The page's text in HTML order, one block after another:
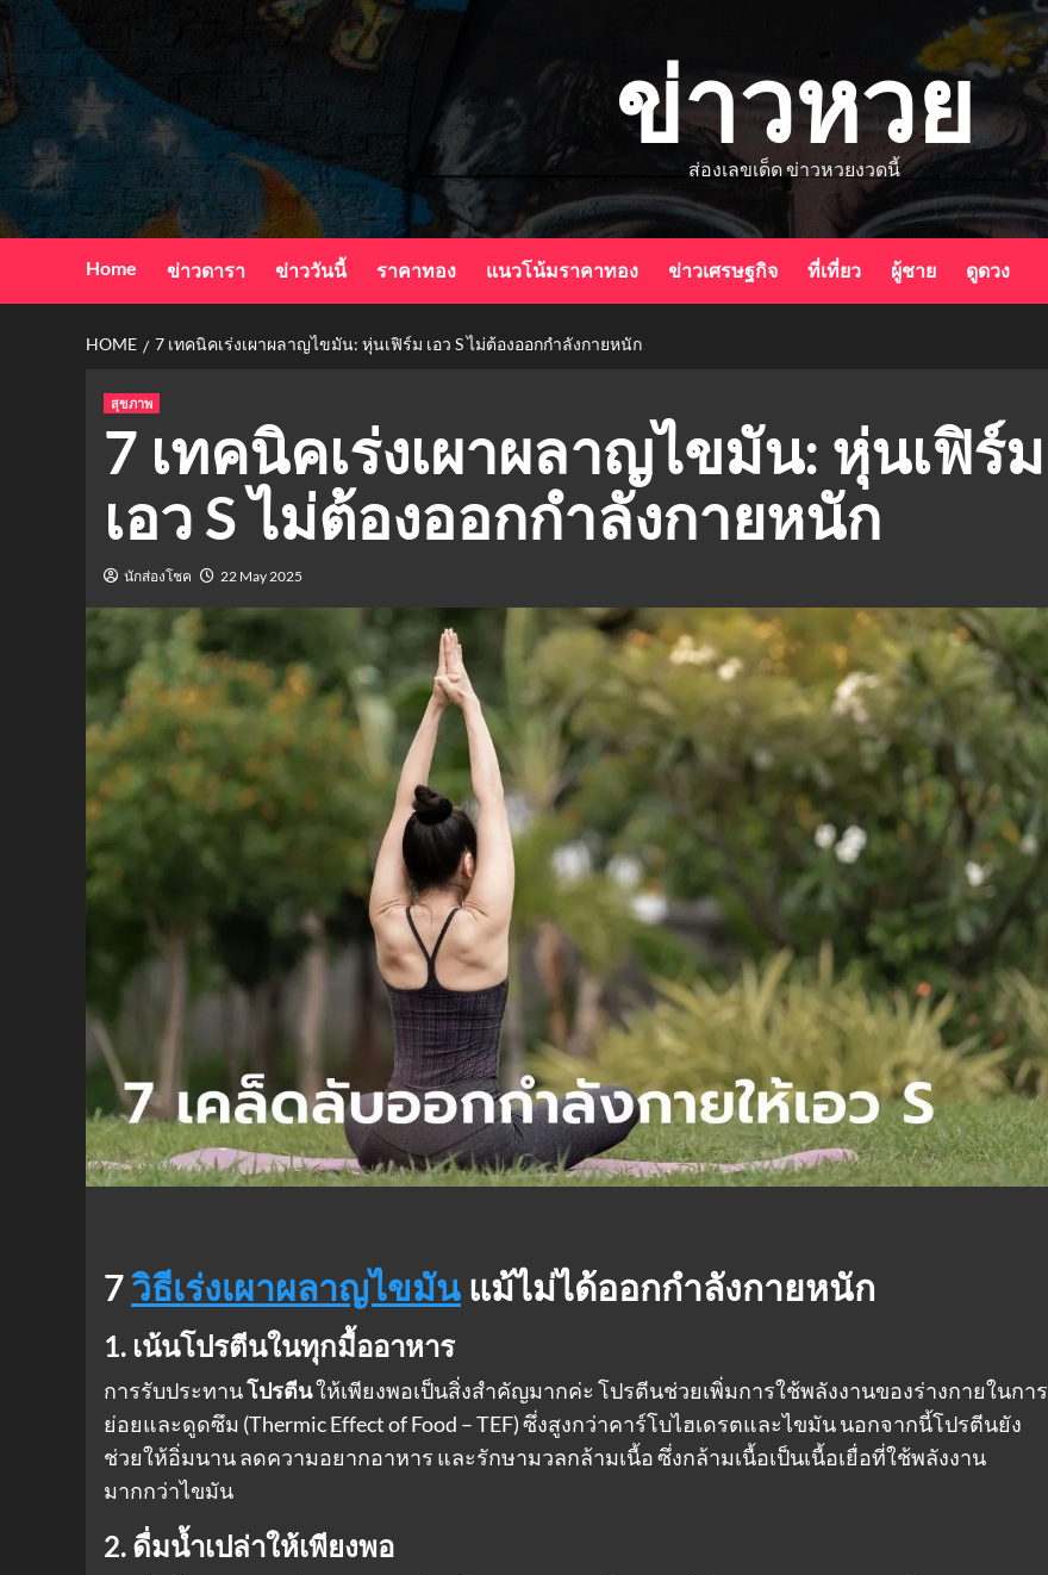
to
content
ข่าวหวย
ส่องเลขเด็ด ข่าวหวยงวดนี้
Home ข่าวดารา ข่าววันนี้ ราคาทอง แนวโน้มราคาทอง ข่าวเศรษฐกิจ ที่เที่ยว ผู้ชาย ดูดวง
HOME 7 เทคนิคเร่งเผาผลาญไขมัน: หุ่นเฟิร์ม เอว S ไม่ต้องออกกำลังกายหนัก
สุขภาพ
7 เทคนิคเร่งเผาผลาญไขมัน: หุ่นเฟิร์ม
เอว S ไม่ต้องออกกำลังกายหนัก
นักส่องโชค 22 May 2025
7วิธีเร่งเผาผลาญไขมัน แม้ไม่ได้ออกกำลังกายหนัก
1. เน้นโปรตีนในทุกมื้ออาหาร
การรับประทานโปรตีนให้เพียงพอเป็นสิ่งสำคัญมากค่ะ โปรตีนช่วยเพิ่มการใช้พลังงานของร่างกายในการ
ย่อยและดูดซึม (Thermic Effect of Food – TEF) ซึ่งสูงกว่าคาร์โบไฮเดรตและไขมัน นอกจากนี้โปรตีนยัง
ช่วยให้อิ่มนาน ลดความอยากอาหาร และรักษามวลกล้ามเนื้อ ซึ่งกล้ามเนื้อเป็นเนื้อเยื่อที่ใช้พลังงาน
มากกว่าไขมัน
2. ดื่มน้ำเปล่าให้เพียงพอ